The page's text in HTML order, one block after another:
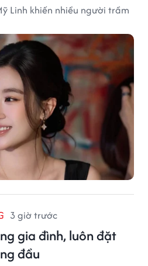
Linh khiến nhiều người trầm
3 giờ trước
gia đình, luôn đặt
đầu